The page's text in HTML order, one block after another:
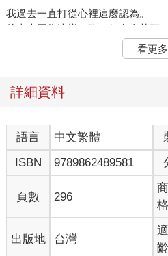
我過去一直打從心裡這麼認為。
後來也因為這樣，吃了好多次苦頭。
和各位分享我高中時，和同學一起
我這個人凡事都很謹慎，所以到達
桌邊只有我們兩人——一般高中男
到高興，但對我而言，這段時間簡
「我得識趣地閒聊幾句才行。該聊
我故作鎮定，大腦卻是絞盡腦汁地
可是我完全找不到話題。
就在我左思右想的同時，時間也默
結果，我們兩個人幾乎什麼話也沒
股如釋重負的感受，我至今難忘。
看更多
詳細資料
語言 中文繁體
ISBN
9789862489581
頁數 296
格
出版地 台灣
齡